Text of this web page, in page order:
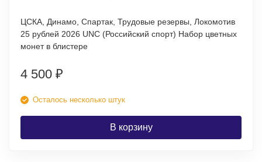
ЦСКА, Динамо, Спартак, Трудовые резервы, Локомотив
25 рублей 2026 UNC (Российский спорт) Набор цветных
монет в блистере
4 500 ₽
Осталось несколько штук
В корзину